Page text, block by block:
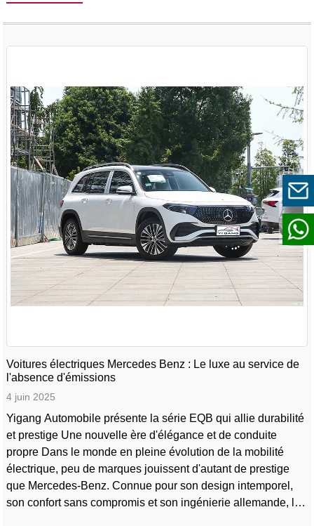
Voitures électriques Mercedes Benz : Le luxe au service de
l'absence d'émissions
4 juin 2025
Yigang Automobile présente la série EQB qui allie durabilité
et prestige Une nouvelle ère d'élégance et de conduite
propre Dans le monde en pleine évolution de la mobilité
électrique, peu de marques jouissent d'autant de prestige
que Mercedes-Benz. Connue pour son design intemporel,
son confort sans compromis et son ingénierie allemande, la